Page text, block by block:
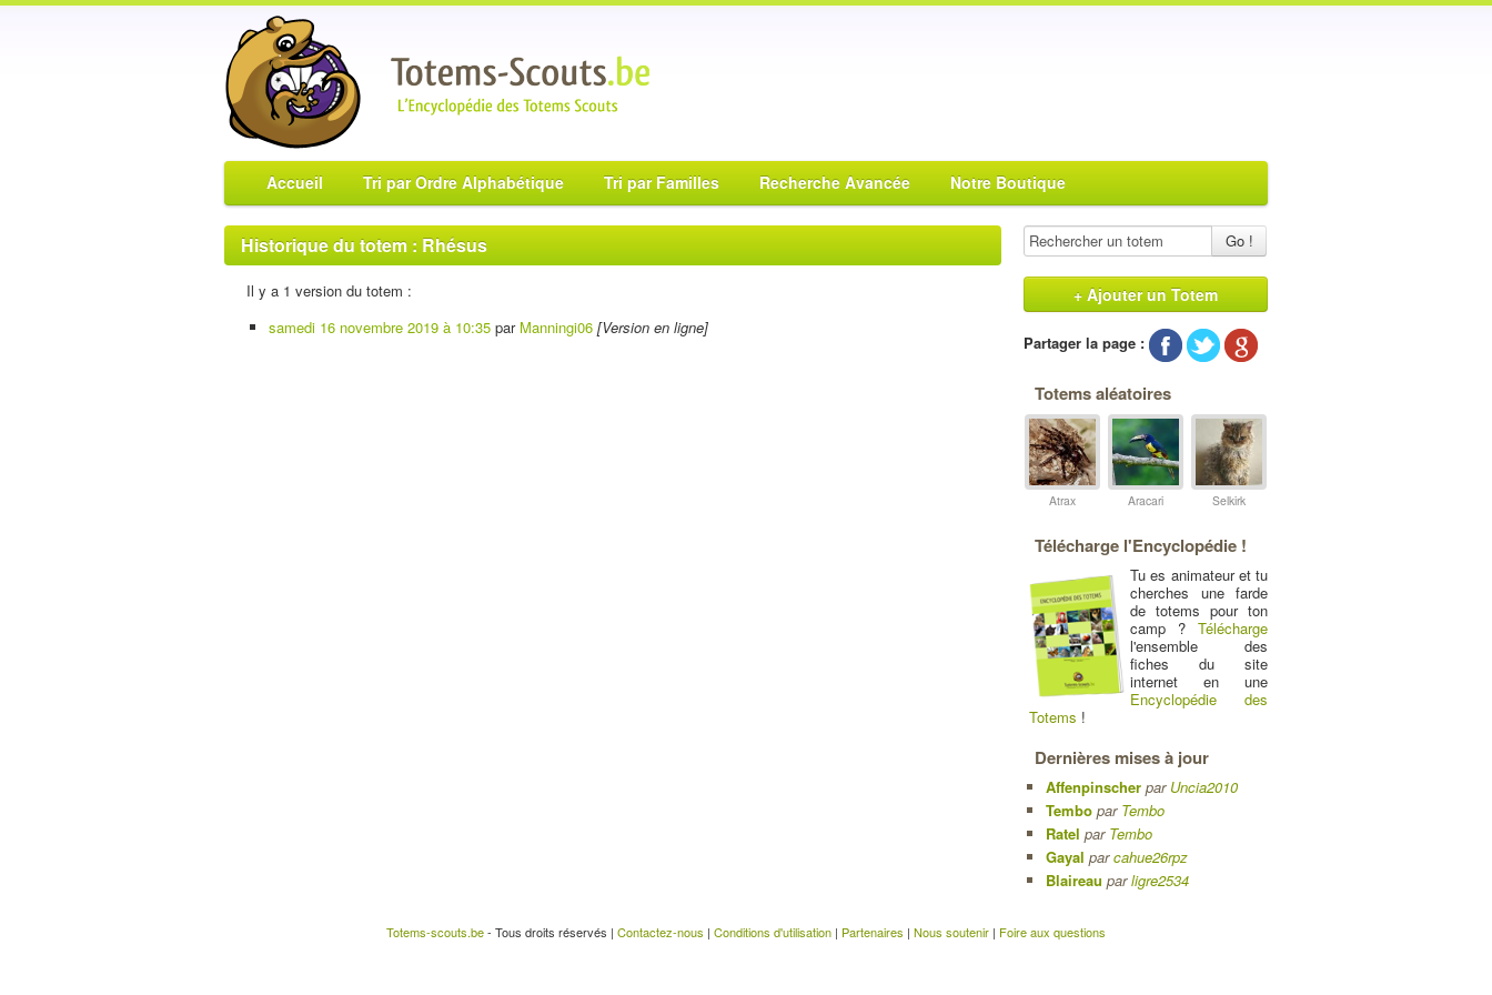
Accueil Tri par Ordre Alphabétique Tri par Familles Recherche Avancée Notre Boutique
Historique du totem : Rhésus
Il y a 1 version du totem :
samedi 16 novembre 2019 à 10:35 par Manningi06 [Version en ligne]
Go !
+ Ajouter un Totem
Partager la page :
Totems aléatoires
Atrax Aracari Selkirk
Télécharge l'Encyclopédie !
Tu es animateur et tu
cherches une farde
de totems pour ton
camp ? Télécharge
l'ensemble des
fiches du site
internet en une
Encyclopédie des
Totems !
Dernières mises à jour
Affenpinscher par Uncia2010
Tembo par Tembo
Ratel par Tembo
Gayal parcahue26rpz
Blaireau parligre2534
Totems-scouts.be- Tous droits réservés | Contactez-nous | Conditions d'utilisation | Partenaires | Nous soutenir | Foire aux questions